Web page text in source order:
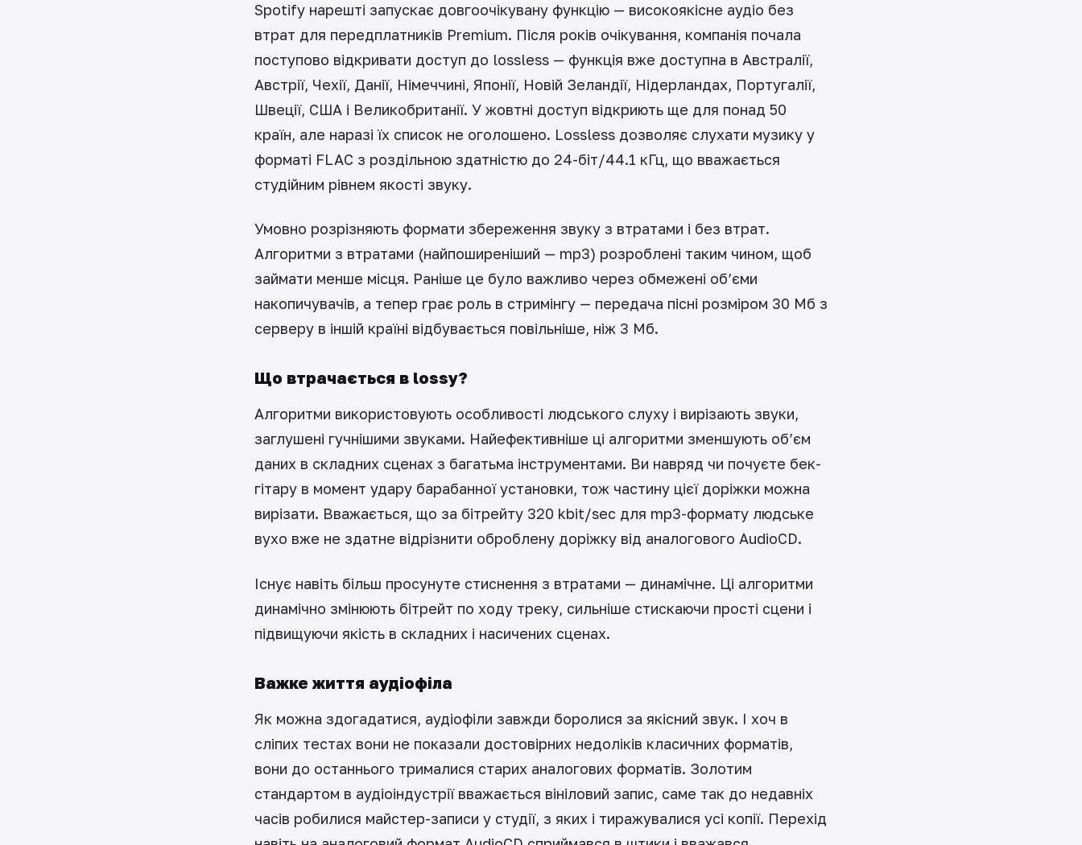
Spotify нарешті запускає довгоочікувану функцію — високоякісне аудіо без
втрат для передплатників Premium. Після років очікування, компанія почала
поступово відкривати доступ до lossless — функція вже доступна в Австралії,
Австрії, Чехії, Данії, Німеччині, Японії, Новій Зеландії, Нідерландах, Португалії,
Швеції, США і Великобританії. У жовтні доступ відкриють ще для понад 50
країн, але наразі їх список не оголошено. Lossless дозволяє слухати музику у
форматі FLAC з роздільною здатністю до 24-біт/44.1 кГц, що вважається
студійним рівнем якості звуку.
Умовно розрізняють формати збереження звуку з втратами і без втрат.
Алгоритми з втратами (найпоширеніший — mp3) розроблені таким чином, щоб
займати менше місця. Раніше це було важливо через обмежені об’єми
накопичувачів, а тепер грає роль в стримінгу — передача пісні розміром 30 Мб з
серверу в іншій країні відбувається повільніше, ніж 3 Мб.
Що втрачається в lossy?
Алгоритми використовують особливості людського слуху і вирізають звуки,
заглушені гучнішими звуками. Найефективніше ці алгоритми зменшують об’єм
даних в складних сценах з багатьма інструментами. Ви навряд чи почуєте бек-
гітару в момент удару барабанної установки, тож частину цієї доріжки можна
вирізати. Вважається, що за бітрейту 320 kbit/sec для mp3-формату людське
вухо вже не здатне відрізнити оброблену доріжку від аналогового AudioCD.
Існує навіть більш просунуте стиснення з втратами — динамічне. Ці алгоритми
динамічно змінюють бітрейт по ходу треку, сильніше стискаючи прості сцени і
підвищуючи якість в складних і насичених сценах.
Важке життя аудіофіла
Як можна здогадатися, аудіофіли завжди боролися за якісний звук. І хоч в
сліпих тестах вони не показали достовірних недоліків класичних форматів,
вони до останнього трималися старих аналогових форматів. Золотим
стандартом в аудіоіндустрії вважається вініловий запис, саме так до недавніх
часів робилися майстер-записи у студії, з яких і тиражувалися усі копії. Перехід